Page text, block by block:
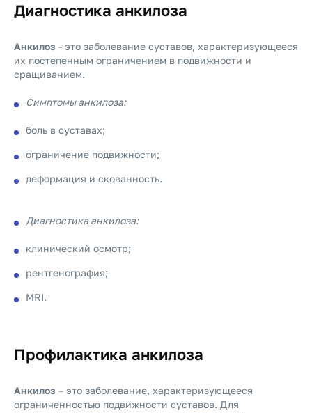
Диагностика анкилоза
Анкилоз - это заболевание суставов, характеризующееся
их постепенным ограничением в подвижности и
сращиванием.
Симптомы анкилоза:
боль в суставах;
ограничение подвижности;
деформация и скованность.
Диагностика анкилоза:
клинический осмотр;
рентгенография;
MRI.
Профилактика анкилоза
Анкилоз – это заболевание, характеризующееся
ограниченностью подвижности суставов. Для